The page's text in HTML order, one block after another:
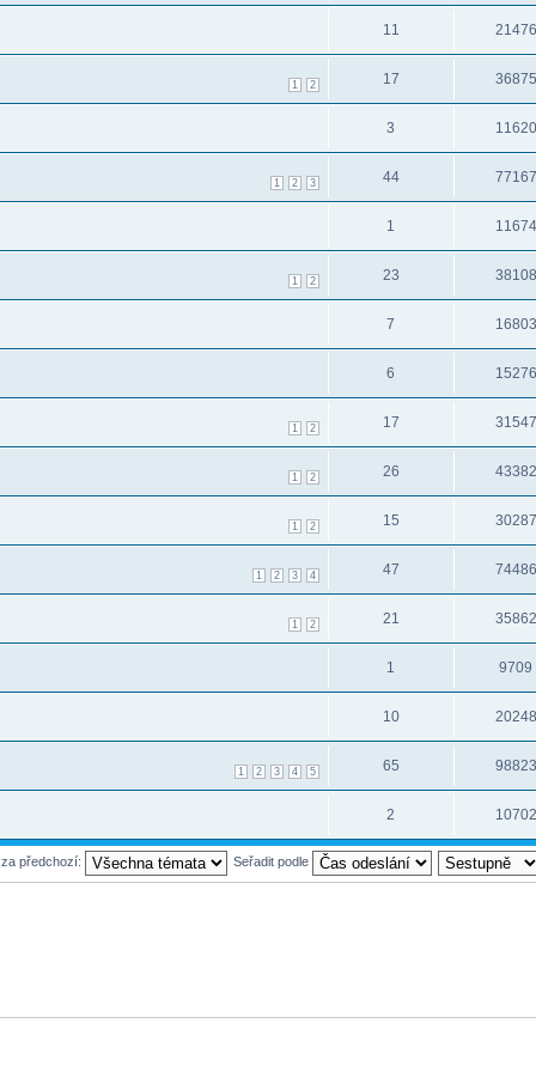
11 21476
1 2 17 36875
3 11620
1 2 3 44 77167
1 11674
1 2 23 38108
7 16803
6 15276
1 2 17 31547
1 2 26 43382
1 2 15 30287
1 2 3 4 47 74486
1 2 21 35862
1 9709
10 20248
1 2 3 4 5 65 98823
2 10702
předchozí: Seřadit podle